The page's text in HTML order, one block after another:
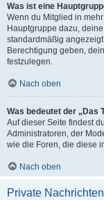
Was ist eine
Wenn du Mitglied in
Hauptgruppe dazu,
standardmäßig
Berechtigung geben,
festzulegen.
Nach oben
Was bedeutet der „Das
Auf dieser Seite findest
Administratoren, der
wie die Foren, die diese
Nach oben
Private Nachrichten